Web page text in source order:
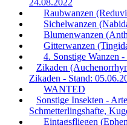
24.08.2022
Raubwanzen
Sichelwanzen
Blumenwanzen
Gitterwanzen
4. Sonstige Wanzen
Zikaden
Zikaden - Stand:
WANTED
Sonstige Insekten -
Schmetterlingshafte,
Eintagsfliegen